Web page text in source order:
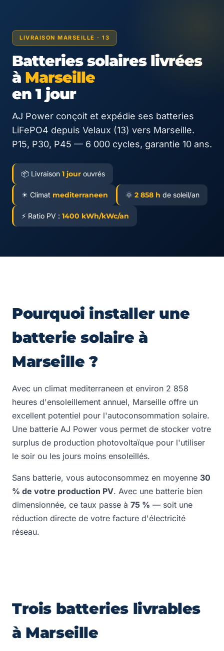
LIVRAISON MARSEILLE · 13
Batteries solaires livrées
à Marseille
en 1 jour
AJ Power conçoit et expédie ses batteries
LiFePO4 depuis Velaux (13) vers Marseille.
P15, P30, P45 — 6 000 cycles, garantie 10 ans.
📦 Livraison 1 jour ouvrés
☀ Climat mediterraneen 🌞 2 858 h de soleil/an
⚡ Ratio PV : 1400 kWh/kWc/an
Pourquoi installer une
batterie solaire à
Marseille ?
Avec un climat mediterraneen et environ 2 858
heures d'ensoleillement annuel, Marseille offre un
excellent potentiel pour l'autoconsommation solaire.
Une batterie AJ Power vous permet de stocker votre
surplus de production photovoltaïque pour l'utiliser
le soir ou les jours moins ensoleillés.
Sans batterie, vous autoconsommez en moyenne 30
% de votre production PV. Avec une batterie bien
dimensionnée, ce taux passe à 75 % — soit une
réduction directe de votre facture d'électricité
réseau.
Trois batteries livrables
à Marseille